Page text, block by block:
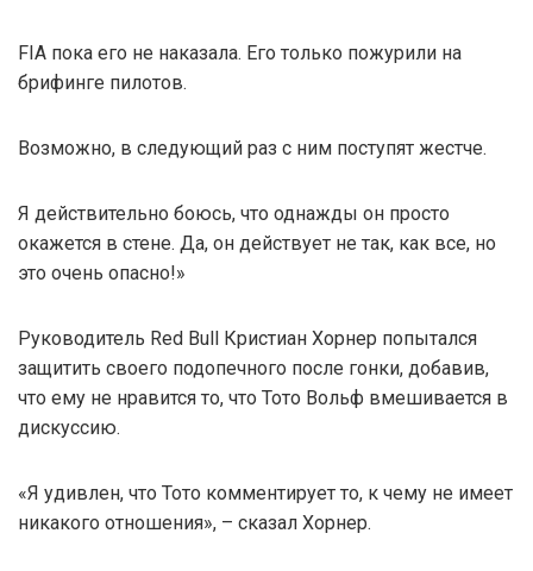
FIA пока его не наказала. Его только пожурили на
брифинге пилотов.
Возможно, в следующий раз с ним поступят жестче.
Я действительно боюсь, что однажды он просто
окажется в стене. Да, он действует не так, как все, но
это очень опасно!»
Руководитель Red Bull Кристиан Хорнер попытался
защитить своего подопечного после гонки, добавив,
что ему не нравится то, что Тото Вольф вмешивается в
дискуссию.
«Я удивлен, что Тото комментирует то, к чему не имеет
никакого отношения», – сказал Хорнер.